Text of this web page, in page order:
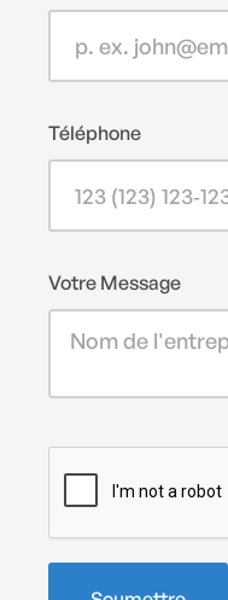
Téléphone
Votre Message